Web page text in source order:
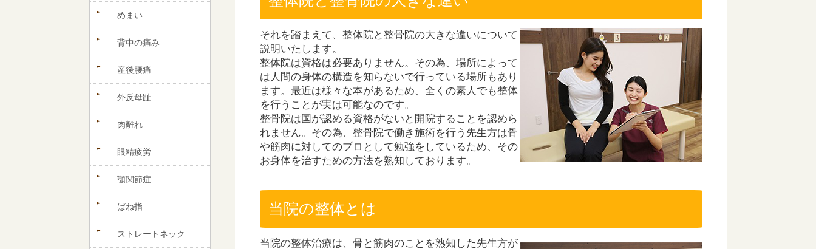
それを踏まえて、整体院と整骨院の大きな違いについて
説明いたします。
整体院は資格は必要ありません。その為、場所によって
は人間の身体の構造を知らないで行っている場所もあり
ます。最近は様々な本があるため、全くの素人でも整体
を行うことが実は可能なのです。
整骨院は国が認める資格がないと開院することを認めら
れません。その為、整骨院で働き施術を行う先生方は骨
や筋肉に対してのプロとして勉強をしているため、その
お身体を治すための方法を熟知しております。
当院の整体とは
当院の整体治療は、骨と筋肉のことを熟知した先生方が
めまい
背中の痛み
産後腰痛
外反母趾
肉離れ
眼精疲労
顎関節症
ばね指
ストレートネック